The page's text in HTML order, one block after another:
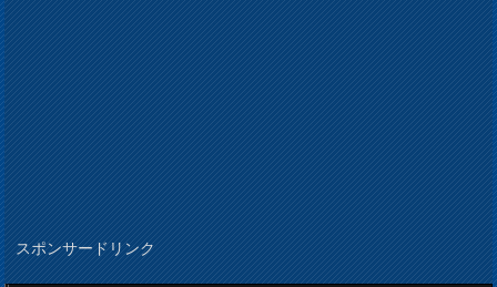
スポンサードリンク